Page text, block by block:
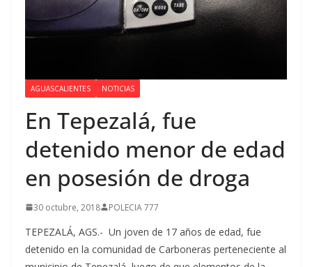
AGUASCALIENTES NOTICIAS
En Tepezalá, fue
detenido menor de edad
en posesión de droga
30 octubre, 2018 POLECIA 777
TEPEZALÁ, AGS.- Un joven de 17 años de edad, fue
detenido en la comunidad de Carboneras perteneciente al